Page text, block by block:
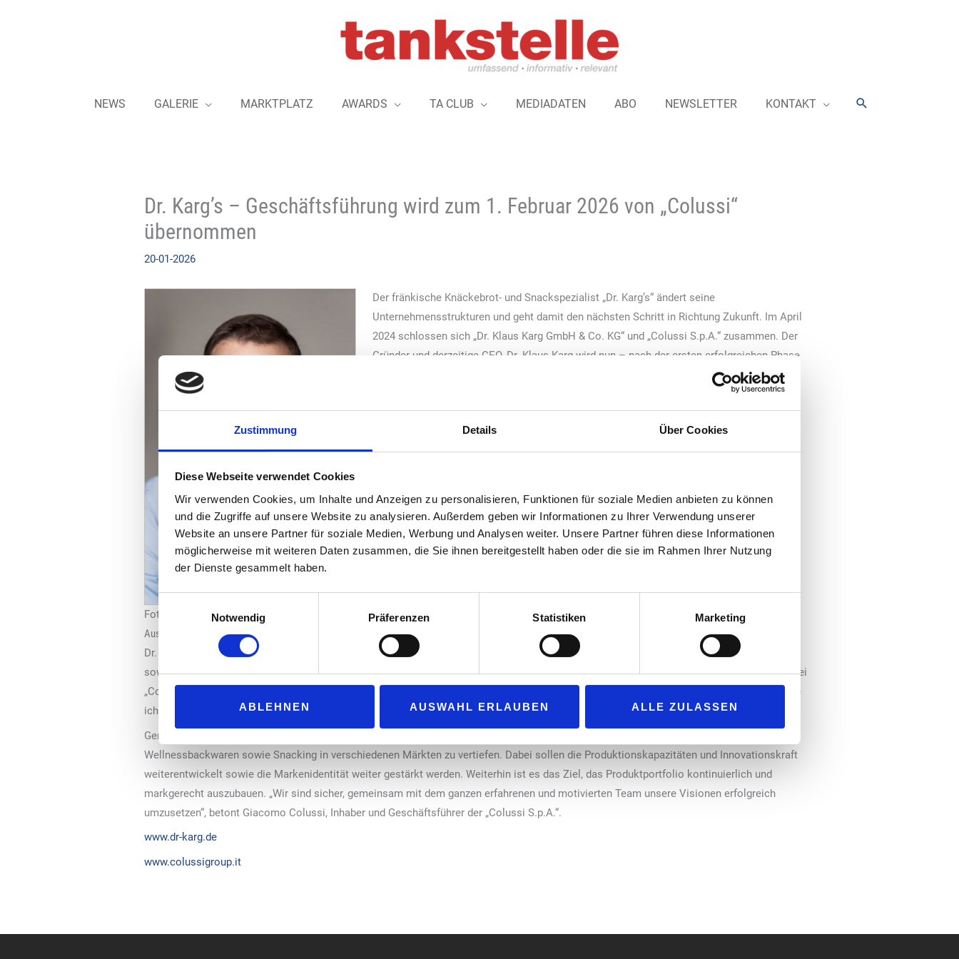
Zustimmung Details Über Cookies
Diese Webseite verwendet Cookies
Wir verwenden Cookies, um Inhalte und Anzeigen zu personalisieren, Funktionen für soziale Medien anbieten zu können
und die Zugriffe auf unsere Website zu analysieren. Außerdem geben wir Informationen zu Ihrer Verwendung unserer
Website an unsere Partner für soziale Medien, Werbung und Analysen weiter. Unsere Partner führen diese Informationen
möglicherweise mit weiteren Daten zusammen, die Sie ihnen bereitgestellt haben oder die sie im Rahmen Ihrer Nutzung
der Dienste gesammelt haben.
Einwilligungsauswahl
Notwendig
Präferenzen Statistiken Marketing
ABLEHNEN AUSWAHL ERLAUBEN ALLE ZULASSEN
NEWS GALERIE MARKTPLATZ AWARDS TA CLUB MEDIADATEN ABO NEWSLETTER KONTAKT Suchen
Dr. Karg’s – Geschäftsführung wird zum 1. Februar 2026 von „Colussi“
übernommen
20-01-2026
Foto: Dr. Karg’s GmbH & Co. KG
Der fränkische Knäckebrot- und Snackspezialist „Dr. Karg’s“ ändert seine
Unternehmensstrukturen und geht damit den nächsten Schritt in Richtung Zukunft. Im April
2024 schlossen sich „Dr. Klaus Karg GmbH & Co. KG“ und „Colussi S.p.A.“ zusammen. Der
Gründer und derzeitige CEO, Dr. Klaus Karg wird nun – nach der ersten erfolgreichen Phase
des Zusammenschlusses – das Unternehmen zum 31. Januar 2026 verlassen. Das
italienische, familiengeführte Lebensmittelunternehmen „Colussi“ mit Sitz in Mailand wird
damit die alleinige Geschäftsführung von „Dr. Karg’s“ übernehmen.
Ausbau und Stärkung der Position von „Dr. Karg’s“
Dr. Klaus Karg entwickelte den Familienbetrieb vom Bäckerfilialisten zu einem europaweiten Player. Er war rund 30 Jahre lang der Inhaber
sowie Geschäftsführer des Anbieters für gesunde Snacking-Produkte mit Sitz in Schwabach. Er sieht das mittelständische Unternehmen bei
„Colussi“ in guten Händen. „Wir teilen die Vision, unseren Kunden hochwertige, natürliche und köstliche Produkte zu bieten, daher wünsche
ich dem Colussi Team und allen Mitarbeitern von „Dr. Karg’s“ das Allerbeste für die Zukunft“, unterstreicht Dr. Klaus Karg.
Gemeinsam mit der Kompetenz von „Dr. Karg’s“ verfolgt „Colussi“ das Ziel, die führende Position in den Bereichen Gesundheits- und
Wellnessbackwaren sowie Snacking in verschiedenen Märkten zu vertiefen. Dabei sollen die Produktionskapazitäten und Innovationskraft
weiterentwickelt sowie die Markenidentität weiter gestärkt werden. Weiterhin ist es das Ziel, das Produktportfolio kontinuierlich und
markgerecht auszubauen. „Wir sind sicher, gemeinsam mit dem ganzen erfahrenen und motivierten Team unsere Visionen erfolgreich
umzusetzen“, betont Giacomo Colussi, Inhaber und Geschäftsführer der „Colussi S.p.A.“.
www.dr-karg.de
www.colussigroup.it